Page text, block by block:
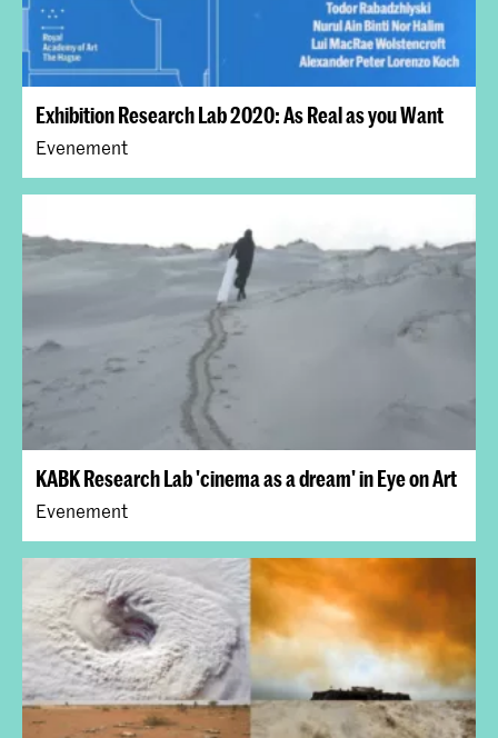
Exhibition Research Lab 2020: As Real as you Want
Evenement
KABK Research Lab 'cinema as a dream' in Eye on Art
Evenement